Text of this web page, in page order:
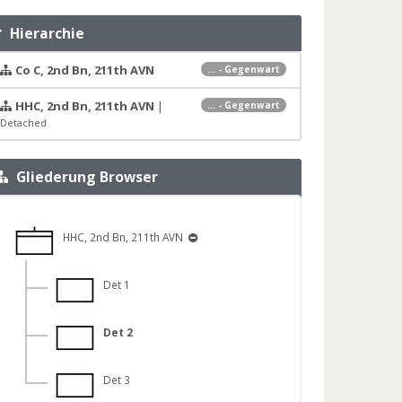
Hierarchie
... - Gegenwart
Co C, 2nd Bn, 211th AVN
... - Gegenwart
HHC, 2nd Bn, 211th AVN |
Detached
Gliederung Browser
HHC, 2nd Bn, 211th AVN
Det 1
Det 2
Det 3